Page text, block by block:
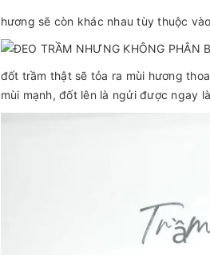
hương sẽ còn khác nhau tùy thuộc
đốt trầm thật sẽ tỏa ra mùi hương
mùi mạnh, đốt lên là ngửi được ngay